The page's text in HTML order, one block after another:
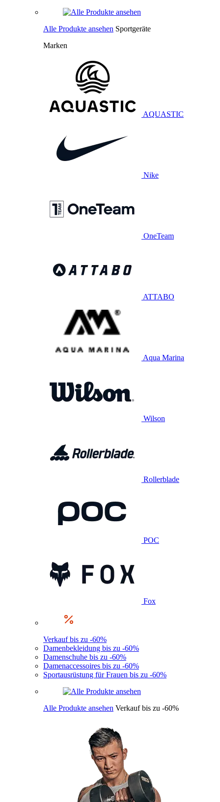
Alle Produkte ansehen Sportgeräte
Marken
AQUASTIC
Nike
OneTeam
ATTABO
Aqua Marina
Wilson
Rollerblade
POC
Fox
Verkauf bis zu -60%
Damenbekleidung bis zu -60%
Damenschuhe bis zu -60%
Damenaccessoires bis zu -60%
Sportausrüstung für Frauen bis zu -60%
Alle Produkte ansehen Verkauf bis zu -60%